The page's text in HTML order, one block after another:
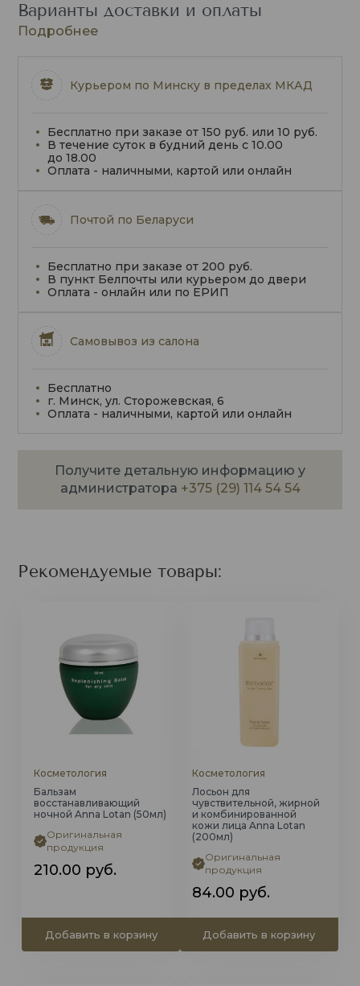
Варианты доставки и оплаты
Подробнее
Курьером по Минску в пределах МКАД
Бесплатно при заказе от 150 руб. или 10 руб.
В течение суток в будний день с 10.00
до 18.00
Оплата - наличными, картой или онлайн
Почтой по Беларуси
Бесплатно при заказе от 200 руб.
В пункт Белпочты или курьером до двери
Оплата - онлайн или по ЕРИП
Самовывоз из салона
Бесплатно
г. Минск, ул. Сторожевская, 6
Оплата - наличными, картой или онлайн
Получите детальную информацию у
администратора +375 (29) 114 54 54
Рекомендуемые товары:
Косметология
Бальзам
восстанавливающий
ночной Anna Lotan (50мл)
Оригинальная
продукция
210.00 руб.
Добавить в корзину
Косметология
Лосьон для
чувствительной, жирной
и комбинированной
кожи лица Anna Lotan
(200мл)
Оригинальная
продукция
84.00 руб.
Добавить в корзину